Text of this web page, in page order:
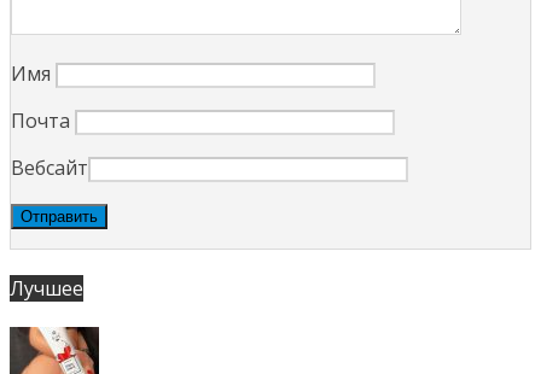
Имя
Почта
Вебсайт
Лучшее